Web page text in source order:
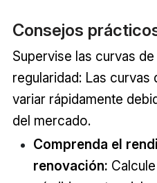
Consejos
Supervise las curvas
regularidad: Las curvas
variar rápidamente
del mercado.
Comprenda el
renovación: